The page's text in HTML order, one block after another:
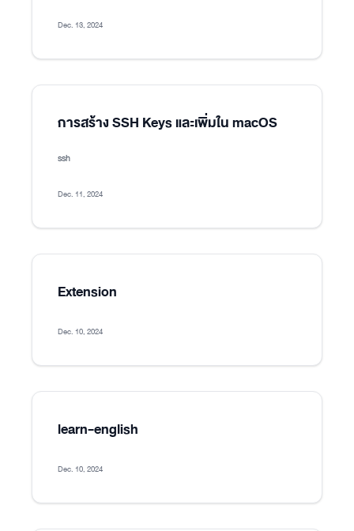
Dec. 13, 2024
การสร้าง SSH Keys และเพิ่มใน macOS
ssh
Dec. 11, 2024
Extension
Dec. 10, 2024
learn-english
Dec. 10, 2024